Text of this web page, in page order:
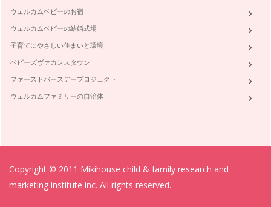
ウェルカムベビーのお宿
ウェルカムベビーの結婚式場
子育てにやさしい住まいと環境
ベビーズヴァカンスタウン
ファーストバースデープロジェクト
ウェルカムファミリーの自治体
Copyright © 2011 Mikihouse child & family research and
marketing institute inc. All rights reserved.